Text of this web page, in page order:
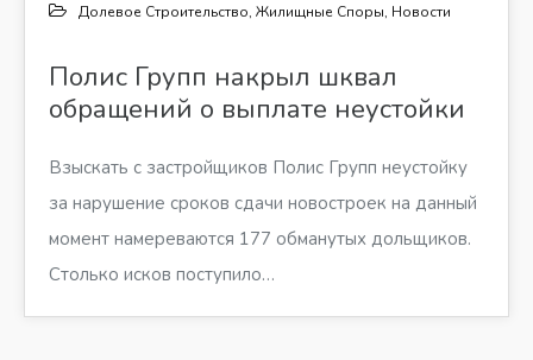
Долевое Строительство, Жилищные Споры, Новости
27
Полис Групп накрыл шквал
обращений о выплате неустойки
Взыскать с застройщиков Полис Групп неустойку
за нарушение сроков сдачи новостроек на данный
момент намереваются 177 обманутых дольщиков.
Столько исков поступило…